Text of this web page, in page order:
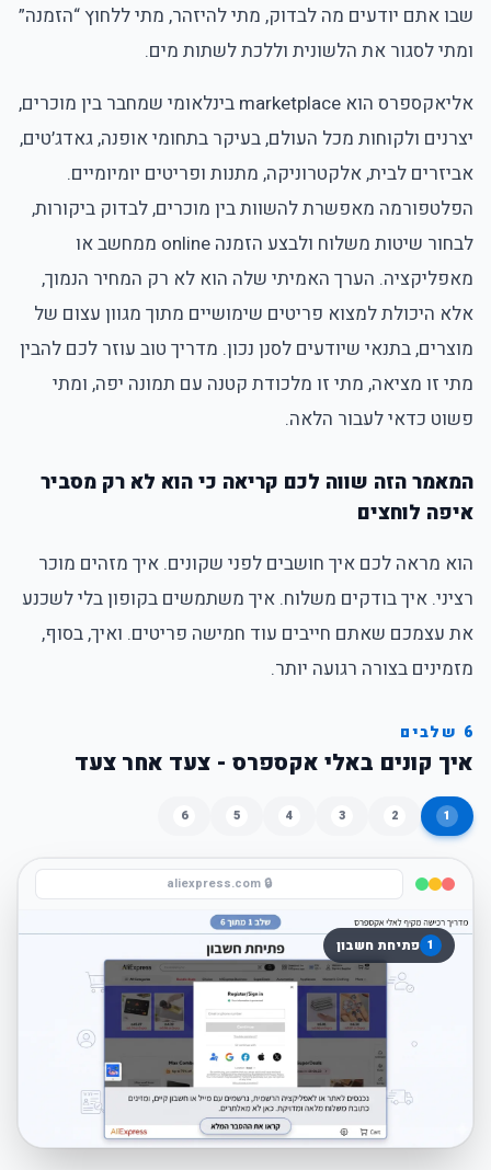
שבו אתם יודעים מה לבדוק, מתי להיזהר, מתי ללחוץ “הזמנה”
ומתי לסגור את הלשונית וללכת לשתות מים.
אליאקספרס הוא marketplace בינלאומי שמחבר בין מוכרים,
יצרנים ולקוחות מכל העולם, בעיקר בתחומי אופנה, גאדג׳טים,
אביזרים לבית, אלקטרוניקה, מתנות ופריטים יומיומיים.
הפלטפורמה מאפשרת להשוות בין מוכרים, לבדוק ביקורות,
לבחור שיטות משלוח ולבצע הזמנה online ממחשב או
מאפליקציה. הערך האמיתי שלה הוא לא רק המחיר הנמוך,
אלא היכולת למצוא פריטים שימושיים מתוך מגוון עצום של
מוצרים, בתנאי שיודעים לסנן נכון. מדריך טוב עוזר לכם להבין
מתי זו מציאה, מתי זו מלכודת קטנה עם תמונה יפה, ומתי
פשוט כדאי לעבור הלאה.
המאמר הזה שווה לכם קריאה כי הוא לא רק מסביר
איפה לוחצים
הוא מראה לכם איך חושבים לפני שקונים. איך מזהים מוכר
רציני. איך בודקים משלוח. איך משתמשים בקופון בלי לשכנע
את עצמכם שאתם חייבים עוד חמישה פריטים. ואיך, בסוף,
מזמינים בצורה רגועה יותר.
6 שלבים
איך קונים באלי אקספרס - צעד אחר צעד
1
2
3
4
5
6
🔒 aliexpress.com
1 פתיחת חשבון